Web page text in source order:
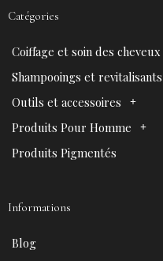
b
o
o
k
e
e
s
t
b
e r
a
m
Catégories
Coiffage et soin des cheveux
Shampooings et revitalisants
Outils et accessoires
Produits Pour Homme
Produits Pigmentés
Informations
Blog